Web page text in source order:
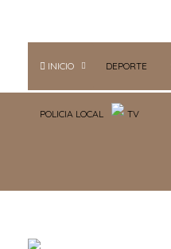
INICIO DEPORTE
POLICIA LOCAL TV